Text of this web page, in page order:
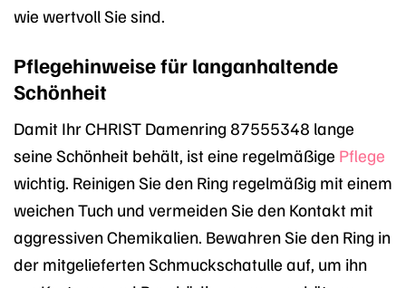
wie wertvoll Sie sind.
Pflegehinweise für langanhaltende
Schönheit
Damit Ihr CHRIST Damenring 87555348 lange
seine Schönheit behält, ist eine regelmäßige Pflege
wichtig. Reinigen Sie den Ring regelmäßig mit einem
weichen Tuch und vermeiden Sie den Kontakt mit
aggressiven Chemikalien. Bewahren Sie den Ring in
der mitgelieferten Schmuckschatulle auf, um ihn